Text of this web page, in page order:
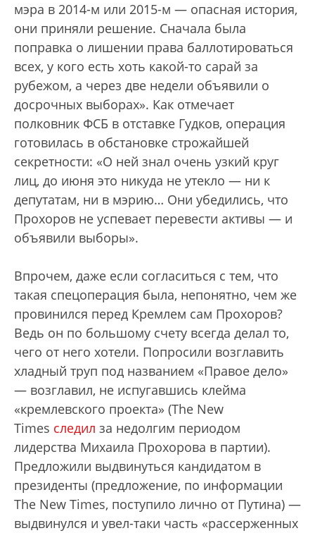
мэра в 2014-м или 2015-м — опасная история,
они приняли решение. Сначала была
поправка о лишении права баллотироваться
всех, у кого есть хоть какой-то сарай за
рубежом, а через две недели объявили о
досрочных выборах». Как отмечает
полковник ФСБ в отставке Гудков, операция
готовилась в обстановке строжайшей
секретности: «О ней знал очень узкий круг
лиц, до июня это никуда не утекло — ни к
депутатам, ни в мэрию… Они убедились, что
Прохоров не успевает перевести активы — и
объявили выборы».
Впрочем, даже если согласиться с тем, что
такая спецоперация была, непонятно, чем же
провинился перед Кремлем сам Прохоров?
Ведь он по большому счету всегда делал то,
чего от него хотели. Попросили возглавить
хладный труп под названием «Правое дело»
— возглавил, не испугавшись клейма
«кремлевского проекта» (The New
Times следил за недолгим периодом
лидерства Михаила Прохорова в партии).
Предложили выдвинуться кандидатом в
президенты (предложение, по информации
The New Times, поступило лично от Путина) —
выдвинулся и увел-таки часть «рассерженных